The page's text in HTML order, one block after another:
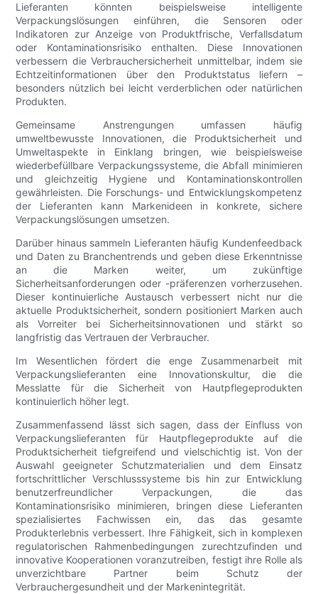
Lieferanten könnten beispielsweise intelligente
Verpackungslösungen einführen, die Sensoren oder
Indikatoren zur Anzeige von Produktfrische, Verfallsdatum
oder Kontaminationsrisiko enthalten. Diese Innovationen
verbessern die Verbrauchersicherheit unmittelbar, indem sie
Echtzeitinformationen über den Produktstatus liefern –
besonders nützlich bei leicht verderblichen oder natürlichen
Produkten.
Gemeinsame Anstrengungen umfassen häufig
umweltbewusste Innovationen, die Produktsicherheit und
Umweltaspekte in Einklang bringen, wie beispielsweise
wiederbefüllbare Verpackungssysteme, die Abfall minimieren
und gleichzeitig Hygiene und Kontaminationskontrollen
gewährleisten. Die Forschungs- und Entwicklungskompetenz
der Lieferanten kann Markenideen in konkrete, sichere
Verpackungslösungen umsetzen.
Darüber hinaus sammeln Lieferanten häufig Kundenfeedback
und Daten zu Branchentrends und geben diese Erkenntnisse
an die Marken weiter, um zukünftige
Sicherheitsanforderungen oder -präferenzen vorherzusehen.
Dieser kontinuierliche Austausch verbessert nicht nur die
aktuelle Produktsicherheit, sondern positioniert Marken auch
als Vorreiter bei Sicherheitsinnovationen und stärkt so
langfristig das Vertrauen der Verbraucher.
Im Wesentlichen fördert die enge Zusammenarbeit mit
Verpackungslieferanten eine Innovationskultur, die die
Messlatte für die Sicherheit von Hautpflegeprodukten
kontinuierlich höher legt.
Zusammenfassend lässt sich sagen, dass der Einfluss von
Verpackungslieferanten für Hautpflegeprodukte auf die
Produktsicherheit tiefgreifend und vielschichtig ist. Von der
Auswahl geeigneter Schutzmaterialien und dem Einsatz
fortschrittlicher Verschlusssysteme bis hin zur Entwicklung
benutzerfreundlicher Verpackungen, die das
Kontaminationsrisiko minimieren, bringen diese Lieferanten
spezialisiertes Fachwissen ein, das das gesamte
Produkterlebnis verbessert. Ihre Fähigkeit, sich in komplexen
regulatorischen Rahmenbedingungen zurechtzufinden und
innovative Kooperationen voranzutreiben, festigt ihre Rolle als
unverzichtbare Partner beim Schutz der
Verbrauchergesundheit und der Markenintegrität.